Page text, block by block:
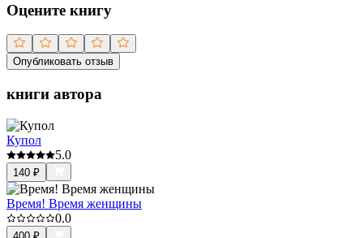
Оцените книгу
Опубликовать отзыв
книги автора
Купол
5.0
140 ₽
Время! Время женщины
0.0